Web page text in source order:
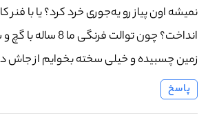
نمیشه اون پیاز رو یه‌جوری خرد کرد؟ یا با فنر
انداخت؟ چون توالت فرنگی ما
زمین چسبیده و خیلی سخته بخوایم از جاش
پاسخ